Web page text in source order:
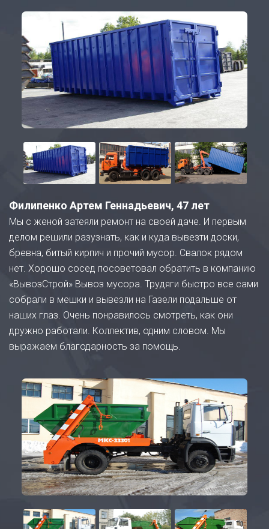
Филипенко Артем Геннадьевич, 47 лет
Мы с женой затеяли ремонт на своей даче. И первым
делом решили разузнать, как и куда вывезти доски,
бревна, битый кирпич и прочий мусор. Свалок рядом
нет. Хорошо сосед посоветовал обратить в компанию
«ВывозСтрой» Вывоз мусора. Трудяги быстро все сами
собрали в мешки и вывезли на Газели подальше от
наших глаз. Очень понравилось смотреть, как они
дружно работали. Коллектив, одним словом. Мы
выражаем благодарность за помощь.